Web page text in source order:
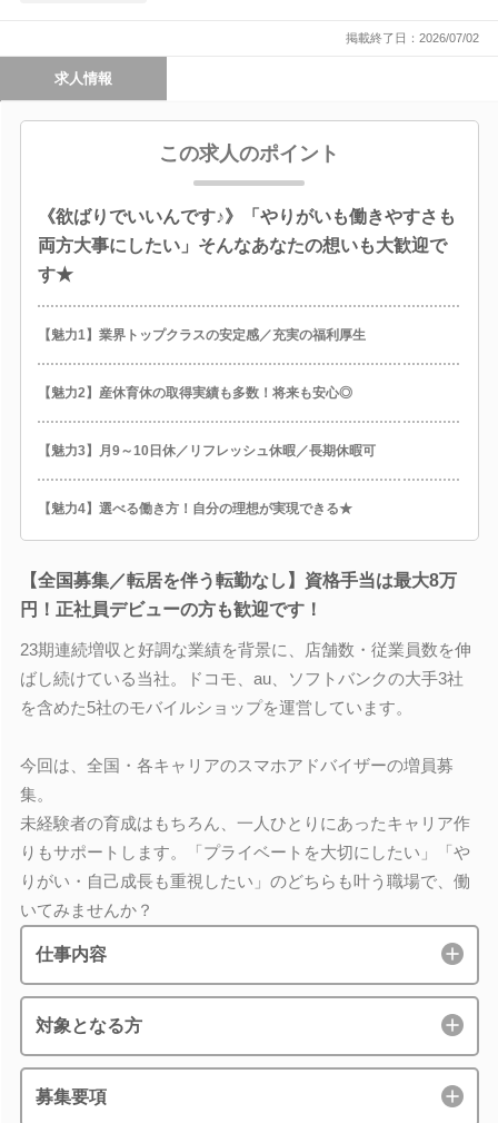
掲載終了日：2026/07/02
求人情報
この求人のポイント
《欲ばりでいいんです♪》「やりがいも働きやすさも
両方大事にしたい」そんなあなたの想いも大歓迎で
す★
【魅力1】業界トップクラスの安定感／充実の福利厚生
【魅力2】産休育休の取得実績も多数！将来も安心◎
【魅力3】月9～10日休／リフレッシュ休暇／長期休暇可
【魅力4】選べる働き方！自分の理想が実現できる★
【全国募集／転居を伴う転勤なし】資格手当は最大8万
円！正社員デビューの方も歓迎です！
23期連続増収と好調な業績を背景に、店舗数・従業員数を伸
ばし続けている当社。ドコモ、au、ソフトバンクの大手3社
を含めた5社のモバイルショップを運営しています。
今回は、全国・各キャリアのスマホアドバイザーの増員募
集。
未経験者の育成はもちろん、一人ひとりにあったキャリア作
りもサポートします。「プライベートを大切にしたい」「や
りがい・自己成長も重視したい」のどちらも叶う職場で、働
いてみませんか？
仕事内容
対象となる方
募集要項